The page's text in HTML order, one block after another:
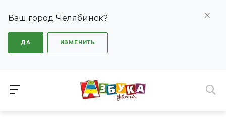
Ваш город Челябинск?
ДА ИЗМЕНИТЬ